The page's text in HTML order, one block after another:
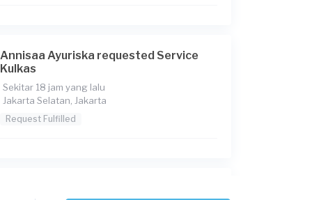
Annisaa Ayuriska requested Service
Kulkas
Sekitar 18 jam yang lalu
Jakarta Selatan, Jakarta
Request Fulfilled